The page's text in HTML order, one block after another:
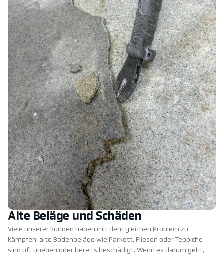
Alte Beläge und Schäden
Viele unserer Kunden haben mit dem gleichen Problem zu
kämpfen: alte Bodenbeläge wie Parkett, Fliesen oder Teppiche
sind oft uneben oder bereits beschädigt. Wenn es darum geht,